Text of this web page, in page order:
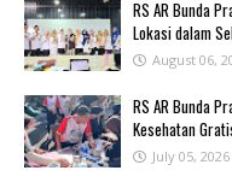
RS AR Bunda
Lokasi dalam
August 06,
RS AR Bunda
Kesehatan
July 05, 2026